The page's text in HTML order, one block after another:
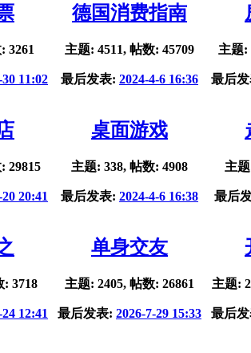
3261
11:02
德国消费指南
主题: 4511, 帖数: 45709
最后发表: 2024-4-6 16:36
主题:
最后
29815
20:41
桌面游戏
主题: 338, 帖数: 4908
最后发表: 2024-4-6 16:38
主
最后
: 3718
12:41
单身交友
主题: 2405, 帖数: 26861
最后发表: 2026-7-29 15:33
主题:
最后